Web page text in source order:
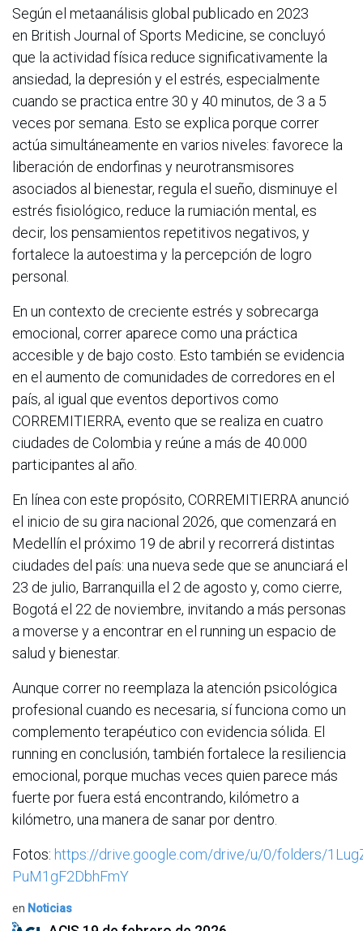
Según el metaanálisis global publicado en 2023
en British Journal of Sports Medicine, se concluyó
que la actividad física reduce significativamente la
ansiedad, la depresión y el estrés, especialmente
cuando se practica entre 30 y 40 minutos, de 3 a 5
veces por semana. Esto se explica porque correr
actúa simultáneamente en varios niveles: favorece la
liberación de endorfinas y neurotransmisores
asociados al bienestar, regula el sueño, disminuye el
estrés fisiológico, reduce la rumiación mental, es
decir, los pensamientos repetitivos negativos, y
fortalece la autoestima y la percepción de logro
personal.
En un contexto de creciente estrés y sobrecarga
emocional, correr aparece como una práctica
accesible y de bajo costo. Esto también se evidencia
en el aumento de comunidades de corredores en el
país, al igual que eventos deportivos como
CORREMITIERRA, evento que se realiza en cuatro
ciudades de Colombia y reúne a más de 40.000
participantes al año.
En línea con este propósito, CORREMITIERRA anunció
el inicio de su gira nacional 2026, que comenzará en
Medellín el próximo 19 de abril y recorrerá distintas
ciudades del país: una nueva sede que se anunciará el
23 de julio, Barranquilla el 2 de agosto y, como cierre,
Bogotá el 22 de noviembre, invitando a más personas
a moverse y a encontrar en el running un espacio de
salud y bienestar.
Aunque correr no reemplaza la atención psicológica
profesional cuando es necesaria, sí funciona como un
complemento terapéutico con evidencia sólida. El
running en conclusión, también fortalece la resiliencia
emocional, porque muchas veces quien parece más
fuerte por fuera está encontrando, kilómetro a
kilómetro, una manera de sanar por dentro.
Fotos: https://drive.google.com/drive/u/0/folders/
PuM1gF2DbhFmY
en Noticias